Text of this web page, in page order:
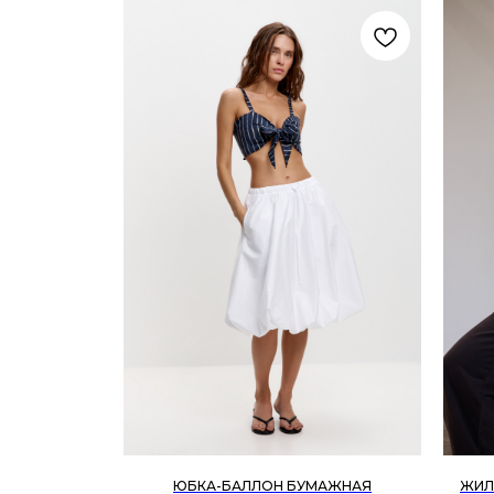
ЮБКА-БАЛЛОН БУМАЖНАЯ